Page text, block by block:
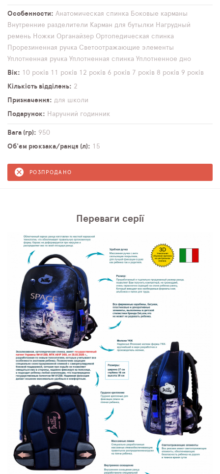
Особенности Анатомическая спинка Боковые карманы
Внутренние разделители Карман для бутылки Нагрудный
ремень Ножки Органайзер Ортопедическая спинка
Прорезиненная ручка Светоотражающие элементы
Уплотненная ручка Уплотненная спинка Уплотненное дно
Вік
10 років 11 років 12 років 6 років 7 років 8 років 9 років
Кількість відділень
2
Призначення
для школи
Подарунок
Наручний годинник
Вага (гр)
950
Об'єм рюкзака/ранця (л)
15
РОЗПРОДАНО
Переваги серії